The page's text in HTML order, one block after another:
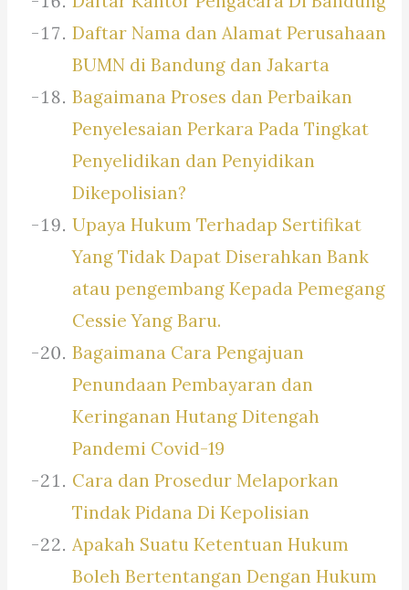
Daftar Nama dan Alamat Perusahaan
BUMN di Bandung dan Jakarta
Bagaimana Proses dan Perbaikan
Penyelesaian Perkara Pada Tingkat
Penyelidikan dan Penyidikan
Dikepolisian?
Upaya Hukum Terhadap Sertifikat
Yang Tidak Dapat Diserahkan Bank
atau pengembang Kepada Pemegang
Cessie Yang Baru.
Bagaimana Cara Pengajuan
Penundaan Pembayaran dan
Keringanan Hutang Ditengah
Pandemi Covid-19
Cara dan Prosedur Melaporkan
Tindak Pidana Di Kepolisian
Apakah Suatu Ketentuan Hukum
Boleh Bertentangan Dengan Hukum